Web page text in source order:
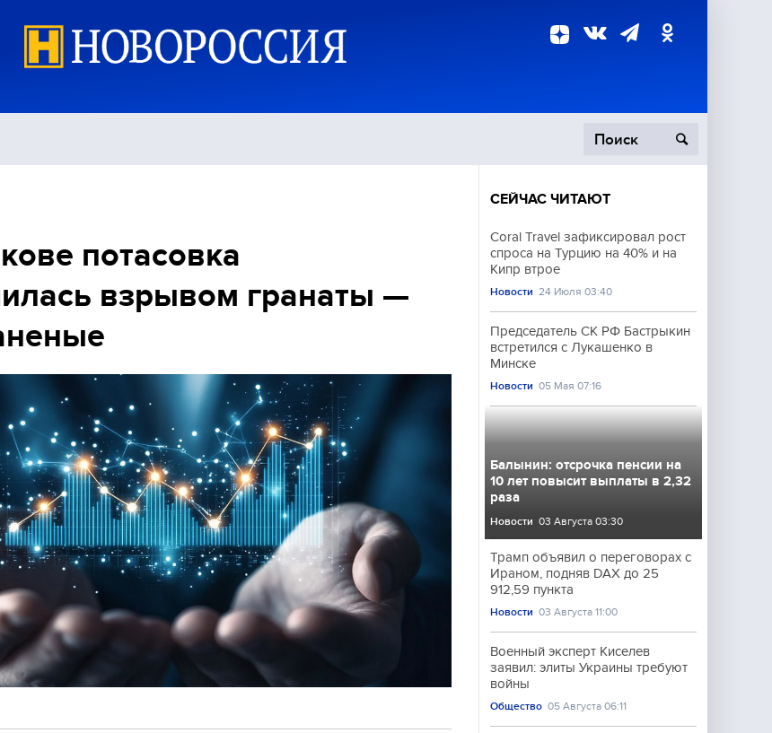
Экономика
Происшествия
потасовка
взрывом гранаты —
СЕЙЧАС ЧИТАЮТ
Coral Travel зафиксировал рост
спроса на Турцию на 40% и на
Кипр втрое
Новости 24 Июля 03:40
Председатель СК РФ Бастрыкин
встретился с Лукашенко в
Минске
Новости 05 Мая 07:16
Балынин: отсрочка пенсии на
10 лет повысит выплаты в 2,32
раза
Новости 03 Августа 03:30
Трамп объявил о переговорах с
Ираном, подняв DAX до 25
912,59 пункта
Новости 03 Августа 11:00
Военный эксперт Киселев
заявил: элиты Украины требуют
войны
Общество 05 Августа 06:11